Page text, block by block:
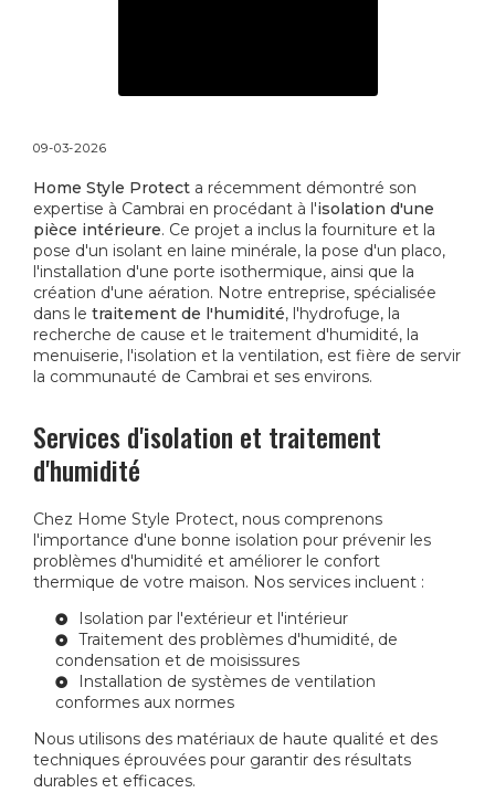
09-03-2026
Home Style Protect a récemment démontré son
expertise à Cambrai en procédant à l'isolation d'une
pièce intérieure. Ce projet a inclus la fourniture et la
pose d'un isolant en laine minérale, la pose d'un placo,
l'installation d'une porte isothermique, ainsi que la
création d'une aération. Notre entreprise, spécialisée
dans le traitement de l'humidité, l'hydrofuge, la
recherche de cause et le traitement d'humidité, la
menuiserie, l'isolation et la ventilation, est fière de servir
la communauté de Cambrai et ses environs.
Services d'isolation et traitement
d'humidité
Chez Home Style Protect, nous comprenons
l'importance d'une bonne isolation pour prévenir les
problèmes d'humidité et améliorer le confort
thermique de votre maison. Nos services incluent :
Isolation par l'extérieur et l'intérieur
Traitement des problèmes d'humidité, de
condensation et de moisissures
Installation de systèmes de ventilation
conformes aux normes
Nous utilisons des matériaux de haute qualité et des
techniques éprouvées pour garantir des résultats
durables et efficaces.